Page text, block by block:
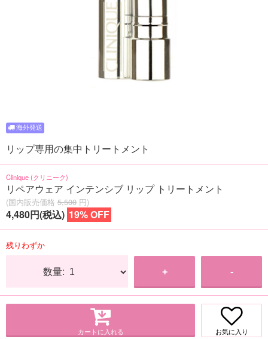
リップ専用の集中トリートメント
Clinique (クリニーク)
リペアウェア インテンシブ リップ トリートメント
(国内販売価格 5,500 円)
4,480円(税込) 19% OFF
残りわずか
数量: + -
カートに入れる お気に入り